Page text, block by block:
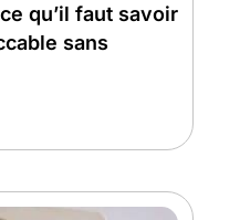
qu’il faut savoir
sans